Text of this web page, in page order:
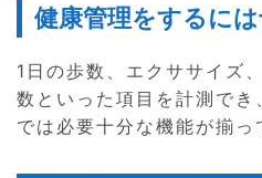
健康管理をするに
1日の歩数、エクササイズ
数といった項目を計測で
では必要十分な機能が揃っ